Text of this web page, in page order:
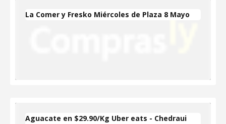
La Comer y Fresko Miércoles de Plaza 8 Mayo
Aguacate en $29.90/Kg Uber eats - Chedraui